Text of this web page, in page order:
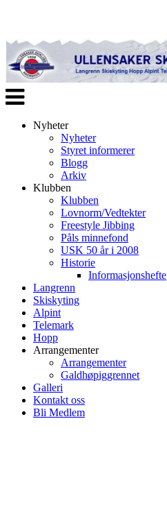
Veksle
navigasjon
Nyheter
Nyheter
Styret informerer
Blogg
Arkiv
Klubben
Klubben
Lovnorm/Vedtekter
Freestyle Jibbing
Påls minnefond
USK 50 år i 2008
Historie
Informasjonshefte
Langrenn
Skiskyting
Alpint
Telemark
Hopp
Arrangementer
Arrangementer
Galdhøpiggrennet
Galleri
Kontakt oss
Bli Medlem